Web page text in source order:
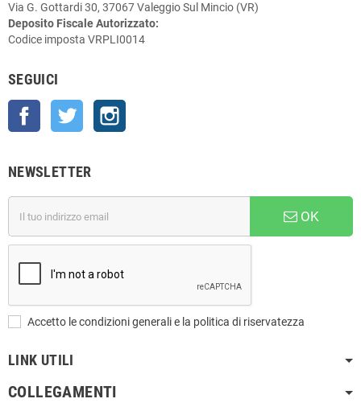
Via G. Gottardi 30, 37067 Valeggio Sul Mincio (VR)
Deposito Fiscale Autorizzato:
Codice imposta VRPLI0014
SEGUICI
Facebook Twitter
NEWSLETTER
OK
Accetto le condizioni generali e la politica di riservatezza
LINK UTILI
COLLEGAMENTI